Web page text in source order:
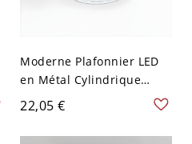
Moderne Plafonnier LED
en Métal Cylindrique
Éclairage Encastré pour
Corridor - Blanc 110 V-120
V 8,89 cm Blanc
22,05 €